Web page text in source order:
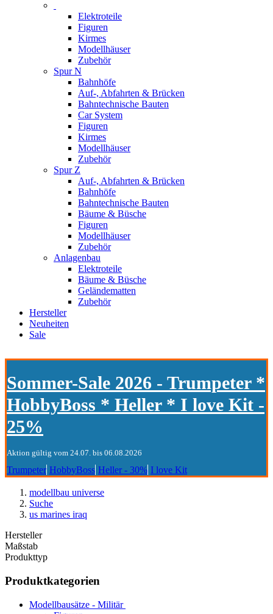
Elektroteile
Figuren
Kirmes
Modellhäuser
Zubehör
Spur N
Bahnhöfe
Auf-, Abfahrten & Brücken
Bahntechnische Bauten
Car System
Figuren
Kirmes
Modellhäuser
Zubehör
Spur Z
Auf-, Abfahrten & Brücken
Bahnhöfe
Bahntechnische Bauten
Bäume & Büsche
Figuren
Modellhäuser
Zubehör
Anlagenbau
Elektroteile
Bäume & Büsche
Geländematten
Zubehör
Hersteller
Neuheiten
Sale
Sommer-Sale 2026 - Trumpeter *
HobbyBoss * Heller * I love Kit -
25%
Aktion gültig vom 24.07. bis 06.08.2026
Trumpeter HobbyBoss Heller - 30% I love Kit
modellbau universe
Suche
us marines iraq
Hersteller
Maßstab
Produkttyp
Produktkategorien
Modellbausätze - Militär